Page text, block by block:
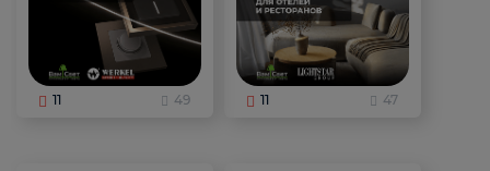
11 49 11 47